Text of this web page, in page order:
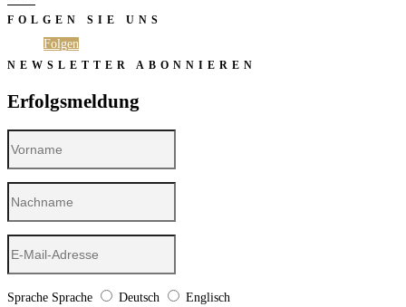
FOLGEN SIE UNS
Folgen
NEWSLETTER ABONNIEREN
Erfolgsmeldung
Sprache Sprache Deutsch Englisch